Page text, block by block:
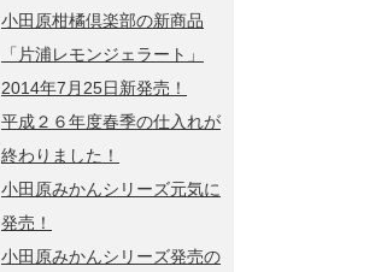
小田原柑橘倶楽部の新商品
「片浦レモンジェラート」
2014年7月25日新発売！
平成２６年度春季の仕入れが
終わりました！
小田原みかんシリーズ元気に
発売！
小田原みかんシリーズ発売の